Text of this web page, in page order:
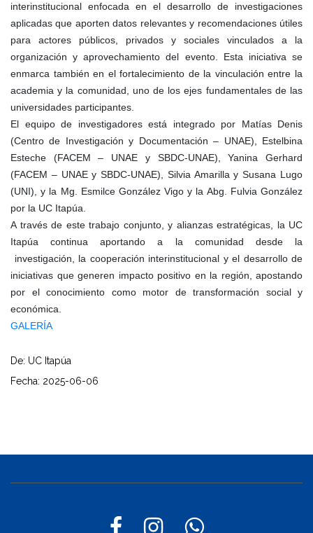
interinstitucional enfocada en el desarrollo de investigaciones
aplicadas que aporten datos relevantes y recomendaciones útiles
para actores públicos, privados y sociales vinculados a la
organización y aprovechamiento del evento. Esta iniciativa se
enmarca también en el fortalecimiento de la vinculación entre la
academia y la comunidad, uno de los ejes fundamentales de las
universidades participantes.
El equipo de investigadores está integrado por Matías Denis
(Centro de Investigación y Documentación – UNAE), Estelbina
Esteche (FACEM – UNAE y SBDC-UNAE), Yanina Gerhard
(FACEM – UNAE y SBDC-UNAE), Silvia Amarilla y Susana Lugo
(UNI), y la Mg. Esmilce González Vigo y la Abg. Fulvia González
por la UC Itapúa.
A través de este trabajo conjunto, y alianzas estratégicas, la UC
Itapúa continua aportando a la comunidad desde la
investigación, la cooperación interinstitucional y el desarrollo de
iniciativas que generen impacto positivo en la región, apostando
por el conocimiento como motor de transformación social y
económica.
GALERÍA
De: UC Itapúa
Fecha: 2025-06-06